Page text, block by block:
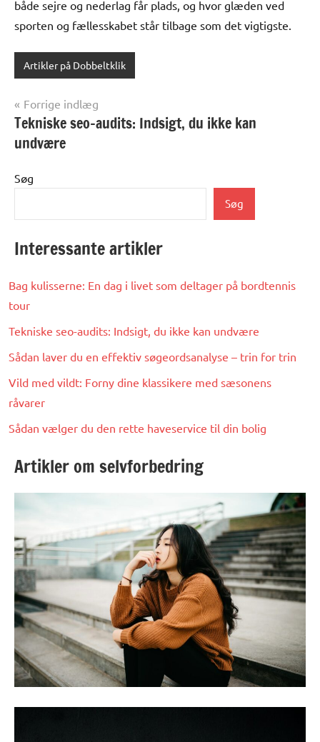
både sejre og nederlag får plads, og hvor glæden ved
sporten og fællesskabet står tilbage som det vigtigste.
Artikler på Dobbeltklik
Indlægsnavigation
Forrige indlæg
Tekniske seo-audits: Indsigt, du ikke kan
undvære
Søg
Søg
Interessante artikler
Bag kulisserne: En dag i livet som deltager på bordtennis
tour
Tekniske seo-audits: Indsigt, du ikke kan undvære
Sådan laver du en effektiv søgeordsanalyse – trin for trin
Vild med vildt: Forny dine klassikere med sæsonens
råvarer
Sådan vælger du den rette haveservice til din bolig
Artikler om selvforbedring